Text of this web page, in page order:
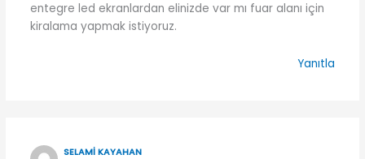
entegre led ekranlardan elinizde var mı fuar alanı için
kiralama yapmak istiyoruz.
Yanıtla
SELAMI KAYAHAN